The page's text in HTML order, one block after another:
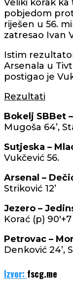
Veliki korak ka
pobjedom
riješen u 56.
zatresao Ivan
Istim
Arsenala u
postigao je
Rezultati
Bokelj SBBet
Mugoša 64’,
Sutjeska –
Vukčević 56.
Arsenal –
Striković 12’
Jezero –
Korać (p) 90'+7
Petrovac –
Denković 24’,
Izvor: fscg.me